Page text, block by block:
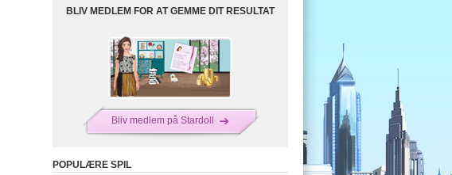
BLIV MEDLEM FOR AT GEMME DIT RESULTAT
Bliv medlem på Stardoll
POPULÆRE SPIL